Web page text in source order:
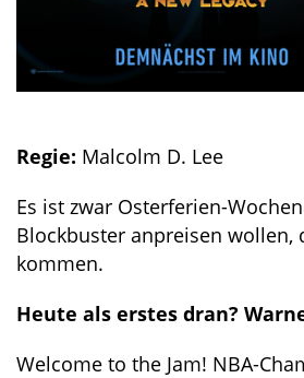
Regie: Malcolm D. Lee
Es ist zwar Osterferien-
Blockbuster anpreisen
kommen.
Heute als erstes dran?
Welcome to the Jam! NBA-